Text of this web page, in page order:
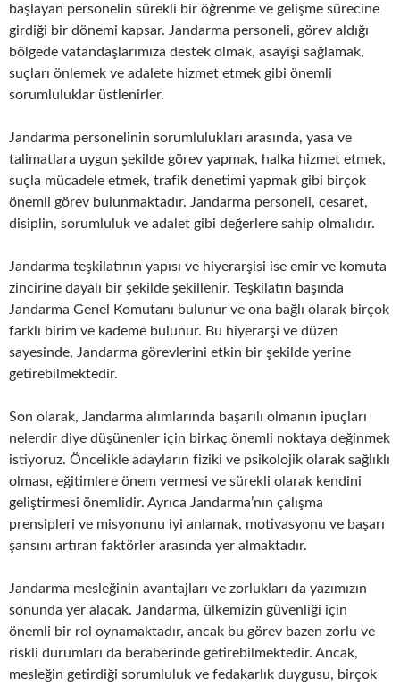
başlayan personelin sürekli bir öğrenme ve gelişme sürecine
girdiği bir dönemi kapsar. Jandarma personeli, görev aldığı
bölgede vatandaşlarımıza destek olmak, asayişi sağlamak,
suçları önlemek ve adalete hizmet etmek gibi önemli
sorumluluklar üstlenirler.
Jandarma personelinin sorumlulukları arasında, yasa ve
talimatlara uygun şekilde görev yapmak, halka hizmet etmek,
suçla mücadele etmek, trafik denetimi yapmak gibi birçok
önemli görev bulunmaktadır. Jandarma personeli, cesaret,
disiplin, sorumluluk ve adalet gibi değerlere sahip olmalıdır.
Jandarma teşkilatının yapısı ve hiyerarşisi ise emir ve komuta
zincirine dayalı bir şekilde şekillenir. Teşkilatın başında
Jandarma Genel Komutanı bulunur ve ona bağlı olarak birçok
farklı birim ve kademe bulunur. Bu hiyerarşi ve düzen
sayesinde, Jandarma görevlerini etkin bir şekilde yerine
getirebilmektedir.
Son olarak, Jandarma alımlarında başarılı olmanın ipuçları
nelerdir diye düşünenler için birkaç önemli noktaya değinmek
istiyoruz. Öncelikle adayların fiziki ve psikolojik olarak sağlıklı
olması, eğitimlere önem vermesi ve sürekli olarak kendini
geliştirmesi önemlidir. Ayrıca Jandarma’nın çalışma
prensipleri ve misyonunu iyi anlamak, motivasyonu ve başarı
şansını artıran faktörler arasında yer almaktadır.
Jandarma mesleğinin avantajları ve zorlukları da yazımızın
sonunda yer alacak. Jandarma, ülkemizin güvenliği için
önemli bir rol oynamaktadır, ancak bu görev bazen zorlu ve
riskli durumları da beraberinde getirebilmektedir. Ancak,
mesleğin getirdiği sorumluluk ve fedakarlık duygusu, birçok